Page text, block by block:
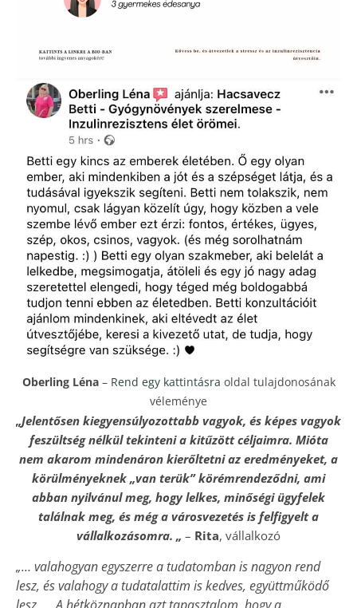
Oberling Léna– Rend egy kattintásra oldal tulajdonosának
véleménye
„Jelentősen kiegyensúlyozottabb vagyok, és képes vagyok
feszültség nélkül tekinteni a kitűzött céljaimra. Mióta
nem akarom mindenáron kierőltetni az eredményeket, a
körülményeknek „van terük” körémrendeződni, ami
abban nyilvánul meg, hogy lelkes, minőségi ügyfelek
találnak meg, és még a városvezetés is felfigyelt a
vállalkozásomra. „ – Rita, vállalkozó
„… valahogyan egyszerre a tudatomban is nagyon rend
lesz, és valahogy a tudatalattim is kedves, együttműködő